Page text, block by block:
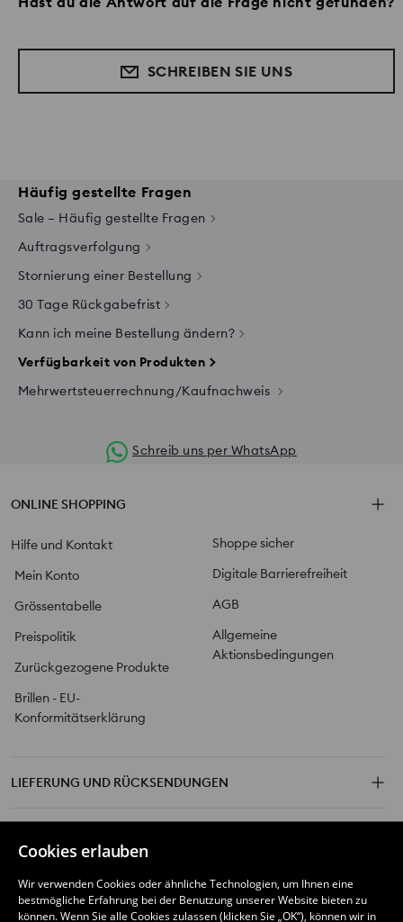
Cookies erlauben
Wir verwenden Cookies oder ähnliche Technologien, um Ihnen eine
bestmögliche Erfahrung bei der Benutzung unserer Website bieten zu
können. Wenn Sie alle Cookies zulassen (klicken Sie „OK“), können wir in
SCHREIBEN SIE UNS
Häufig gestellte Fragen
Sale – Häufig gestellte Fragen
Auftragsverfolgung
Stornierung einer Bestellung
30 Tage Rückgabefrist
Kann ich meine Bestellung ändern?
Verfügbarkeit von Produkten
Mehrwertsteuerrechnung/Kaufnachweis
Schreib uns per WhatsApp
ONLINE SHOPPING
Hilfe und Kontakt
Mein Konto
Grössentabelle
Preispolitik
Zurückgezogene Produkte
Brillen - EU-
Konformitätserklärung
Shoppe sicher
Digitale Barrierefreiheit
AGB
Allgemeine
Aktionsbedingungen
LIEFERUNG UND RÜCKSENDUNGEN
FOLGE UNS BEI